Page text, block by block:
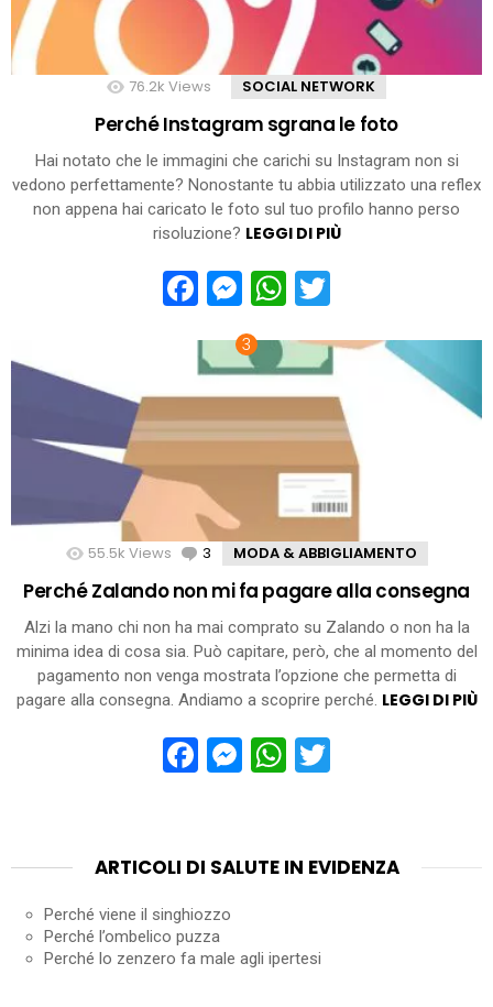
76.2k Views SOCIAL NETWORK
Perché Instagram sgrana le foto
Hai notato che le immagini che carichi su Instagram non si
vedono perfettamente? Nonostante tu abbia utilizzato una reflex
non appena hai caricato le foto sul tuo profilo hanno perso
risoluzione? LEGGI DI PIÙ
Facebook
Messenger
WhatsApp
55.5k Views 3 Comments
MODA & ABBIGLIAMENTO
Perché Zalando non mi fa pagare alla consegna
Alzi la mano chi non ha mai comprato su Zalando o non ha la
minima idea di cosa sia. Può capitare, però, che al momento del
pagamento non venga mostrata l’opzione che permetta di
pagare alla consegna. Andiamo a scoprire perché. LEGGI DI PIÙ
Facebook
Messenger
WhatsApp
ARTICOLI DI SALUTE IN EVIDENZA
Perché viene il singhiozzo
Perché l’ombelico puzza
Perché lo zenzero fa male agli ipertesi